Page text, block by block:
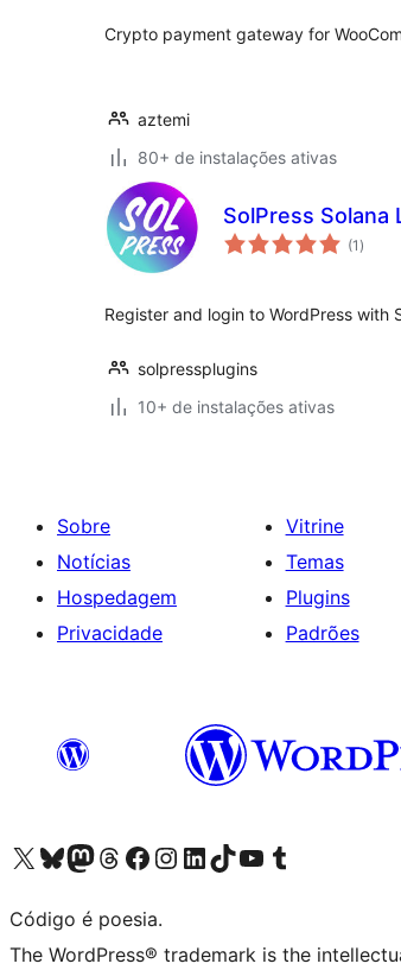
Crypto payment gateway for
aztemi
80+ de instalações ativas
SolPress Solana
(1 total
de
)
Register and login to WordPress with
solpressplugins
10+ de instalações ativas
Sobre
Notícias
Hospedagem
Privacidade
Vitrine
Temas
Plugins
Padrões
Acessar nossa conta do X (antigo Twitter)
Acessar nossa conta do Bluesky
Acessar nossa conta do Mastodon
Acessar nossa conta do Threads
Acessar nossa página do Facebook
Acessar nossa conta do Instagram
Acessar nossa conta do LinkedIn
Acessar nossa conta do TikTok
Acessar nosso canal do YouTube
Acessar nossa conta no Tumblr
Código é poesia.
The WordPress® trademark is the